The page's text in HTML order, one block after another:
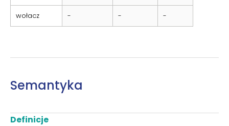
wołacz - - -
Semantyka
Definicje